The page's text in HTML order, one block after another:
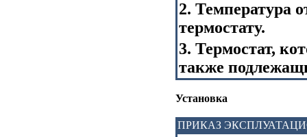
2. Температура
термостату.
3. Термостат,
также
Установка
ПРИКАЗ